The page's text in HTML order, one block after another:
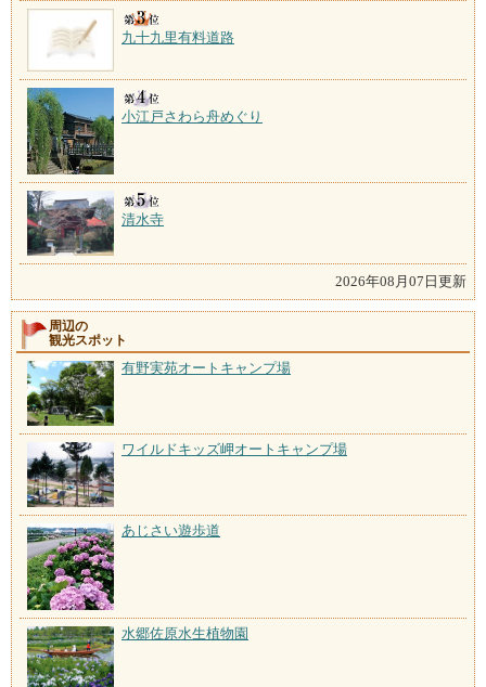
九十九里有料道路
小江戸さわら舟めぐり
清水寺
2026年08月07日更新
周辺の
観光スポット
有野実苑オートキャンプ場
ワイルドキッズ岬オートキャンプ場
あじさい遊歩道
水郷佐原水生植物園